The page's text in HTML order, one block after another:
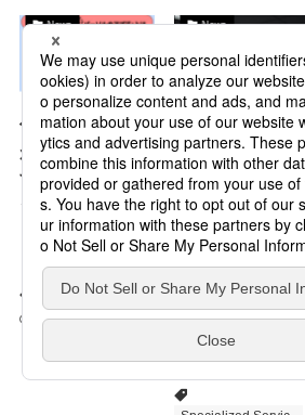
News
仲間との対話
が、自分を動か
す。社内ワーク
ショップ「パー
ソルのアプ活」
人材育成 研修
2026.06.17
News
ようこそ新社会
人。君が選んだ
場所は 君が思
っているよりも
ずっと 素晴ら
しい場所だ。～
新社会人の皆さ
んへ贈るパーソ
ルからのメッセ
ージ